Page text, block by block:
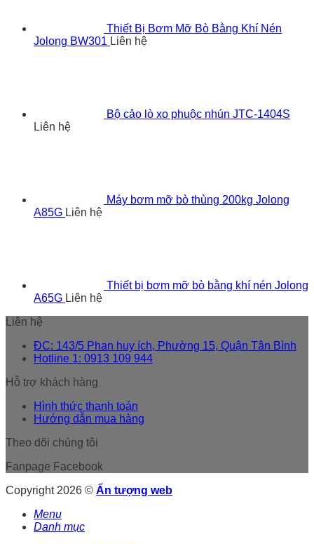
Thiết Bị Bơm Mỡ Bò Bằng Khí Nén
Jolong BW301 Liên hệ
Bộ cảo lò xo phuộc nhún JTC-1404S
Liên hệ
Máy bơm mỡ bò thùng 200kg Jolong
A85G Liên hệ
Thiết bị bơm mỡ bò bằng khí nén Jolong
A65G Liên hệ
Liên hệ
ĐC: 143/5 Phan huy ích, Phường 15, Quận Tân Bình
Hotline 1: 0913 109 944
Hỗ trợ khách hàng
Hình thức thanh toán
Hướng dẫn mua hàng
Theo dõi chúng tôi
Fanpage Facebook
Copyright 2026 © Ấn tượng web
Menu
Danh mục